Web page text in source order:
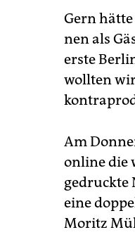
Gern
nen als
erste
wollten
Am
online die
gedruckte
eine
Moritz